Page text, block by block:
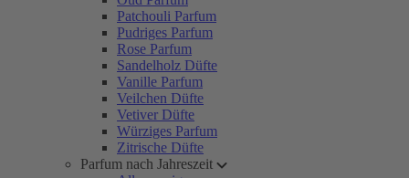
Patchouli Parfum
Pudriges Parfum
Rose Parfum
Sandelholz Düfte
Vanille Parfum
Veilchen Düfte
Vetiver Düfte
Würziges Parfum
Zitrische Düfte
Parfum nach Jahreszeit